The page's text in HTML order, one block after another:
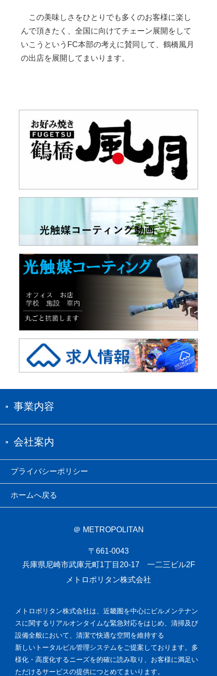
この美味しさをひとりでも多くのお客様に楽し
んで頂きたく、全国に向けてチェーン展開をして
いこうというFC本部の考えに賛同して、鶴橋風月
の出店を展開してまいります。
事業内容
会社案内
プライバシーポリシー
ホームへ戻る
＠ METROPOLITAN
〒661-0043
兵庫県尼崎市武庫元町1丁目20-17 一二三ビル2F
メトロポリタン株式会社
メトロポリタン株式会社は、近畿圏を中心にビルメンテナン
スに関するリアルオンタイムな緊急対応をはじめ、清掃及び
設備全般において、清潔で快適な空間を維持する
新しいトータルビル管理システムをご提案しております。多
様化・高度化するニーズを的確に読み取り、お客様に満足い
ただけるサービスの提供につとめてまいります。